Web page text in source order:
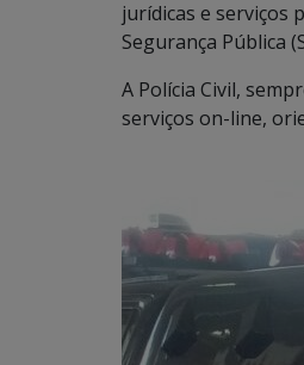
jurídicas e serviços
Segurança Pública
A Polícia Civil,
serviços on-line,